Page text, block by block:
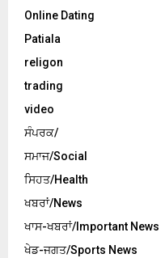
Online Dating
Patiala
religon
trading
video
ਸੰਪਰਕ/
ਸਮਾਜ/Social
ਸਿਹਤ/Health
ਖਬਰਾਂ/News
ਖਾਸ-ਖਬਰਾਂ/Important News
ਖੇਡ-ਜਗਤ/Sports News